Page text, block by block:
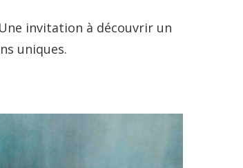
invitation à découvrir un
uniques.